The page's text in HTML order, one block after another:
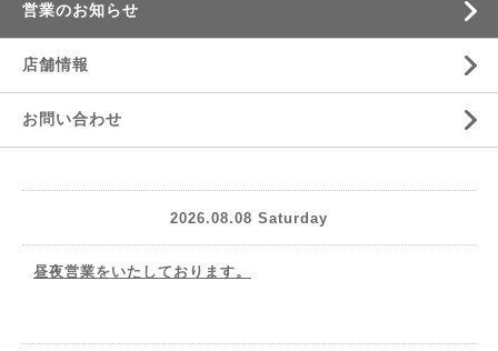
営業のお知らせ
店舗情報
お問い合わせ
2026.08.08 Saturday
昼夜営業をいたしております。